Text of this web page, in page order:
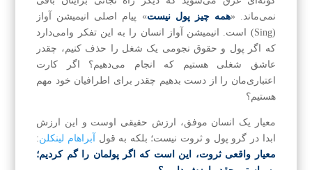
نمی‌ماند. «همه چیز پول نیست» پیام اصلی انیمیشن آواز
(Sing) است. انیمیشن آواز انسان را به این تفکر وامی‌دارد
که اگر پول و حقوق نجومی یک شغل را حذف کنیم، چقدر
عاشق شغلی هستیم که انجام می‌دهیم؟ اگر کارت
اعتباری‌مان را از دست بدهیم چقدر برای اطرافیان خود مهم
هستیم؟
معیار یک انسان موفق، ارزش حقیقی اوست و این ارزش
ابدا در گرو پول و ثروت نیست؛ بلکه به قول
آبراهام لینکلن:
معیار واقعی ثروت، این است که اگر پولمان را گم کردیم؛